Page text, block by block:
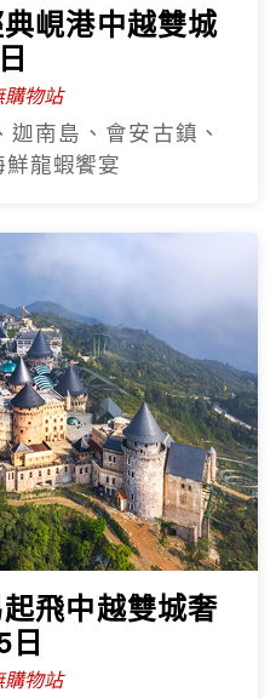
典峴港中越雙城
物站
南島、會安古鎮、
龍蝦饗宴
起飛中越雙城奢
日
物站